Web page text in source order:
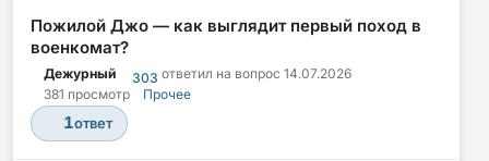
Пожилой Джо — как выглядит первый поход в
военкомат?
Дежурный 303 ответил на вопрос 14.07.2026
381 просмотр
Прочее
1ответ